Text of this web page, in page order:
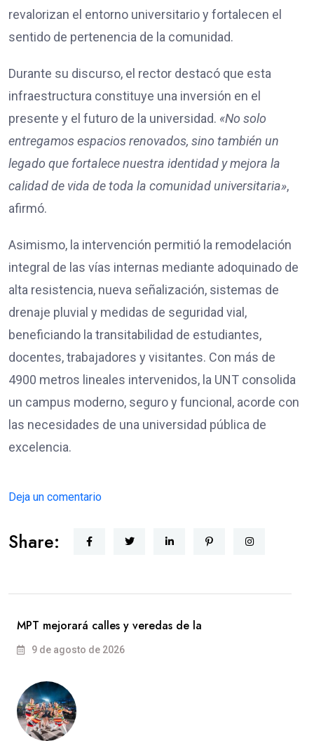
revalorizan el entorno universitario y fortalecen el
sentido de pertenencia de la comunidad.
Durante su discurso, el rector destacó que esta
infraestructura constituye una inversión en el
presente y el futuro de la universidad. «No solo
entregamos espacios renovados, sino también un
legado que fortalece nuestra identidad y mejora la
calidad de vida de toda la comunidad universitaria»,
afirmó.
Asimismo, la intervención permitió la remodelación
integral de las vías internas mediante adoquinado de
alta resistencia, nueva señalización, sistemas de
drenaje pluvial y medidas de seguridad vial,
beneficiando la transitabilidad de estudiantes,
docentes, trabajadores y visitantes. Con más de
4900 metros lineales intervenidos, la UNT consolida
un campus moderno, seguro y funcional, acorde con
las necesidades de una universidad pública de
excelencia.
Deja un comentario
Share:
MPT mejorará calles y veredas de la
9 de agosto de 2026